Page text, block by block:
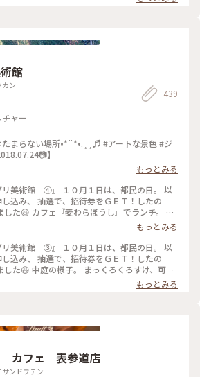
館
ン
ャー
439
たまらない場所•*¨*•.¸¸♬︎ #アートな景色 #ジ
】
もっとみる
０月１日は、都民の日。 以
込み、 抽選で、招待券をＧＥＴ！したの
し』でランチ。 コ
ンでしだが、 コロナ後は、カフェになって
しても使えると、 スタッフの方が教えてくれ
いた、 風の谷のビールも🍺 前は２種類あり
、１種類のみのようでした。 そして、どんぐ
日のみ実演販売していて、 今回は、都民の日
売したいました🥰 出来立てが食べれるの
りっぷ旅#ことりっぷ東京#三鷹の森ジブリ美
ムカメラ#フィルム写真#一眼レフカメラ
フィルム
もっとみる
０月１日は、都民の日。 以
込み、 抽選で、招待券をＧＥＴ！したの
ろくろすけ、可愛
カルな街#私のこと
歩フィルム
もっとみる
カフェ 表参道店
ンドウテン